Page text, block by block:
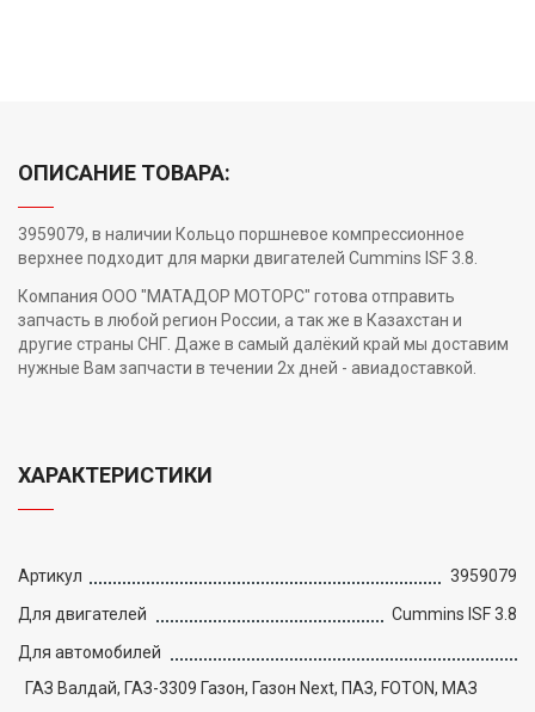
ОПИСАНИЕ ТОВАРА:
3959079, в наличии Кольцо поршневое компрессионное
верхнее подходит для марки двигателей Cummins ISF 3.8.
Компания ООО "МАТАДОР МОТОРС" готова отправить
запчасть в любой регион России, а так же в Казахстан и
другие страны СНГ. Даже в самый далёкий край мы доставим
нужные Вам запчасти в течении 2х дней - авиадоставкой.
ХАРАКТЕРИСТИКИ
Артикул
3959079
Для двигателей
Cummins ISF 3.8
Для автомобилей
ГАЗ Валдай, ГАЗ-3309 Газон, Газон Next, ПАЗ, FOTON, МАЗ